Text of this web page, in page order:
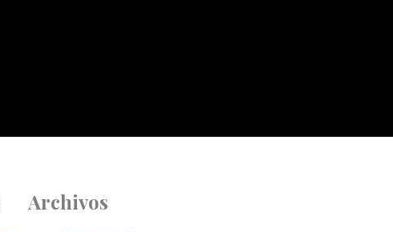
Archivos